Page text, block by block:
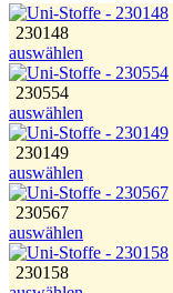
230148
auswählen
230554
auswählen
230149
auswählen
230567
auswählen
230158